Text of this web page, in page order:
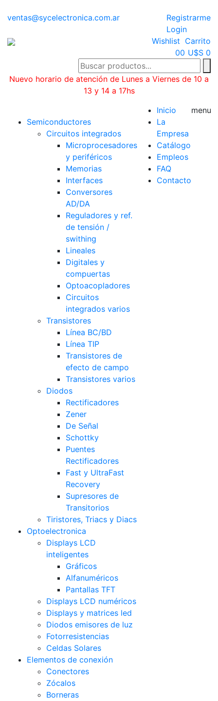
ventas@sycelectronica.com.ar
Registrarme
Login
Wishlist
00
Carrito
U$S 0
Nuevo horario de atención de Lunes a Viernes de 10 a
13 y 14 a 17hs
Semiconductores
Circuitos integrados
Microprocesadores
y periféricos
Memorias
Interfaces
Conversores
AD/DA
Reguladores y ref.
de tensión /
swithing
Lineales
Digitales y
compuertas
Optoacopladores
Circuitos
integrados varios
Transistores
Línea BC/BD
Línea TIP
Transistores de
efecto de campo
Transistores varios
Diodos
Rectificadores
Zener
De Señal
Schottky
Puentes
Rectificadores
Fast y UltraFast
Recovery
Supresores de
Transitorios
Tiristores, Triacs y Diacs
Optoelectronica
Displays LCD
inteligentes
Gráficos
Alfanuméricos
Pantallas TFT
Displays LCD numéricos
Displays y matrices led
Diodos emisores de luz
Fotorresistencias
Celdas Solares
Elementos de conexión
Conectores
Zócalos
Borneras
Inicio
La
Empresa
Catálogo
Empleos
FAQ
Contacto
menu